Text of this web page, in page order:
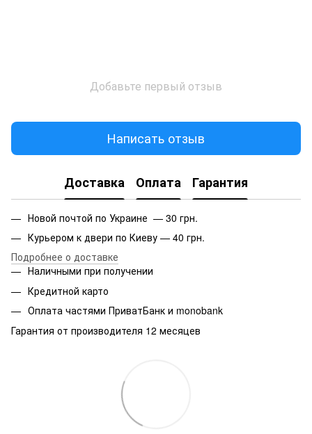
Добавьте первый отзыв
Написать отзыв
Доставка Оплата Гарантия
Новой почтой по Украине — 30 грн.
Курьером к двери по Киеву — 40 грн.
Подробнее о доставке
Наличными при получении
Кредитной карто
Оплата частями ПриватБанк и monobank
Гарантия от производителя 12 месяцев